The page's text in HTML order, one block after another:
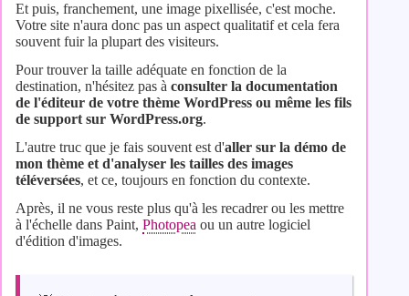
Et puis, franchement, une image pixellisée, c'est moche.
Votre site n'aura donc pas un aspect qualitatif et cela fera
souvent fuir la plupart des visiteurs.
Pour trouver la taille adéquate en fonction de la
destination, n'hésitez pas à consulter la documentation
de l'éditeur de votre thème WordPress ou même les fils
de support sur WordPress.org.
L'autre truc que je fais souvent est d'aller sur la démo de
mon thème et d'analyser les tailles des images
téléversées, et ce, toujours en fonction du contexte.
Après, il ne vous reste plus qu'à les recadrer ou les mettre
à l'échelle dans Paint, Photopea ou un autre logiciel
d'édition d'images.